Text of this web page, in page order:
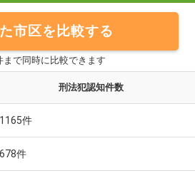
市区を比較する
まで同時に比較できます
刑法犯認知件数
1165件
678件